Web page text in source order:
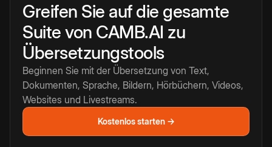
Greifen Sie auf die gesamte
Suite von CAMB.AI zu
Übersetzungstools
Beginnen Sie mit der Übersetzung von Text,
Dokumenten, Sprache, Bildern, Hörbüchern, Videos,
Websites und Livestreams.
Kostenlos starten →